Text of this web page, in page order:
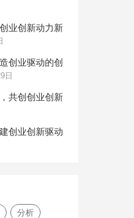
业创新动力新
创业驱动的创
日
共创创业创新
创业创新驱动
分析